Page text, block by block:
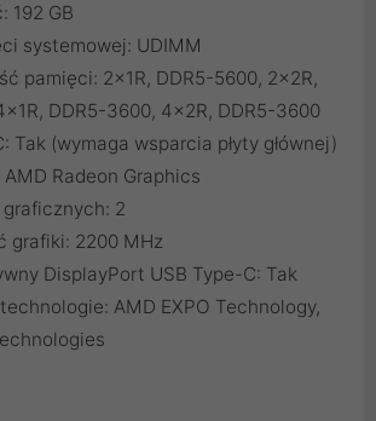
192 GB
systemowej: UDIMM
pamięci: 2x1R, DDR5-5600, 2x2R,
DDR5-3600, 4x2R, DDR5-3600
Tak (wymaga wsparcia płyty głównej)
Radeon Graphics
2
grafiki: 2200 MHz
DisplayPort USB Type-C: Tak
AMD EXPO Technology,